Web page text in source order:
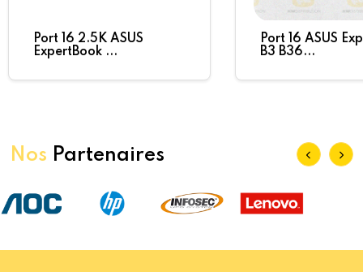
Port 16 2.5K ASUS
ExpertBook ...
Port 16 ASUS
B3 B36...
Nos Partenaires